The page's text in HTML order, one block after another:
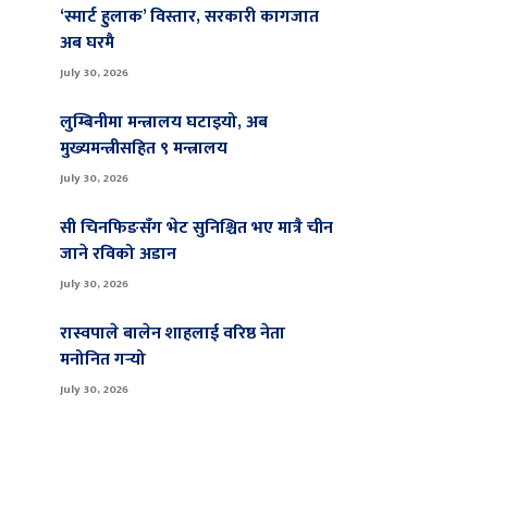
‘स्मार्ट हुलाक’ विस्तार, सरकारी कागजात
अब घरमै
July 30, 2026
लुम्बिनीमा मन्त्रालय घटाइयो, अब
मुख्यमन्त्रीसहित ९ मन्त्रालय
July 30, 2026
सी चिनफिङसँग भेट सुनिश्चित भए मात्रै चीन
जाने रविको अडान
July 30, 2026
रास्वपाले बालेन शाहलाई वरिष्ठ नेता
मनोनित गर्‍यो
July 30, 2026